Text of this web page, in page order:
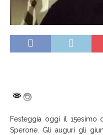
Festeggia oggi il 15esimo
Sperone. Gli auguri gli